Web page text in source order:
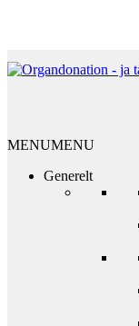
MENUMENU
Generelt